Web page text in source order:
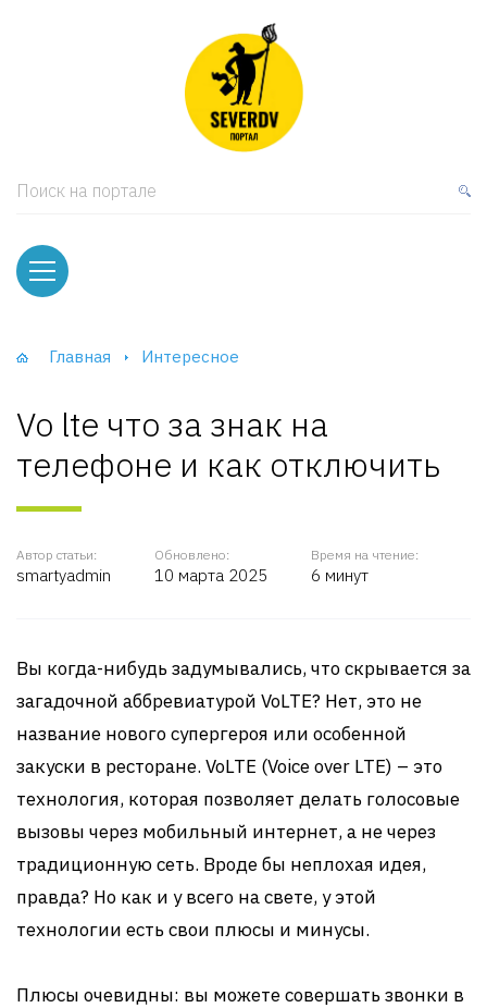
Поиск на портале
Главная Интересное
Vo lte что за знак на
телефоне и как отключить
Автор статьи:
smartyadmin
Обновлено:
10 марта 2025
Время на чтение:
6 минут
Вы когда-нибудь задумывались, что скрывается за
загадочной аббревиатурой VoLTE? Нет, это не
название нового супергероя или особенной
закуски в ресторане. VoLTE (Voice over LTE) – это
технология, которая позволяет делать голосовые
вызовы через мобильный интернет, а не через
традиционную сеть. Вроде бы неплохая идея,
правда? Но как и у всего на свете, у этой
технологии есть свои плюсы и минусы.
Плюсы очевидны: вы можете совершать звонки в
и тумбы
и Шкафы-Купе